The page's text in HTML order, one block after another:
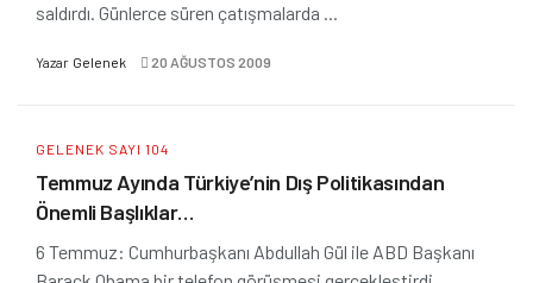
saldırdı. Günlerce süren çatışmalarda ...
Yazar Gelenek 20 AĞUSTOS 2009
GELENEK SAYI 104
Temmuz Ayında Türkiye’nin Dış Politikasından
Önemli Başlıklar…
6 Temmuz: Cumhurbaşkanı Abdullah Gül ile ABD Başkanı